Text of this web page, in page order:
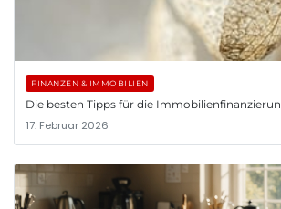
FINANZEN & IMMOBILIEN
Die besten Tipps für die
17. Februar 2026